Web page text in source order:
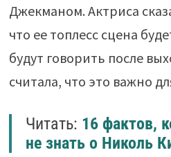
Джекманом. Актриса
что ее топлесс сцена
будут говорить после
считала, что это важно
Читать: 16 фактов,
не знать о Николь